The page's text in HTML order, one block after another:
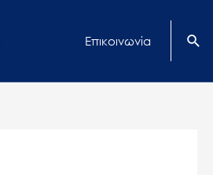
Επικοινωνία